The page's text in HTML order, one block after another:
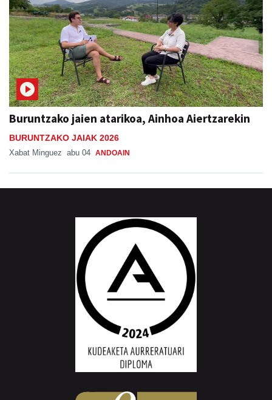
Buruntzako jaien atarikoa, Ainhoa Aiertzarekin
BURUNTZAKO JAIAK 2026
Xabat Minguez abu 04 ANDOAIN